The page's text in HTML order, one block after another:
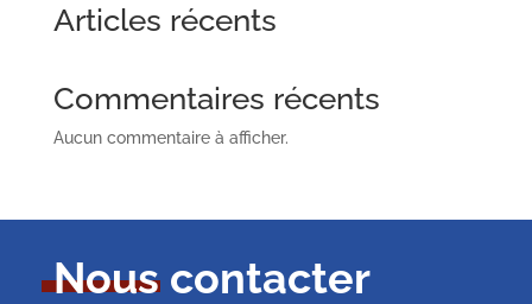
Articles récents
Commentaires récents
Aucun commentaire à afficher.
Nous contacter